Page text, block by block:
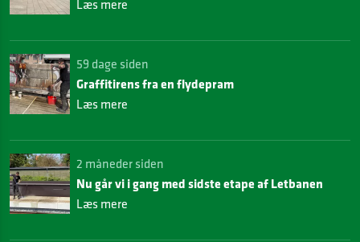
Læs mere
59 dage siden
Graffitirens fra en flydepram
Læs mere
2 måneder siden
Nu går vi i gang med sidste etape af Letbanen
Læs mere